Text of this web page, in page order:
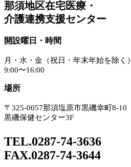
那須地区在宅医療・
介護連携支援センター
開設曜日・時間
月・水・金（祝日・年末年始を除く）
9:00〜16:00
場所
〒325-0057那須塩原市黒磯幸町8-10
黒磯保健センター3F
TEL.0287-74-3636
FAX.0287-74-3644